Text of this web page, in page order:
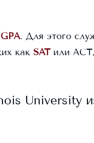
. Для этого
как SAT или
University